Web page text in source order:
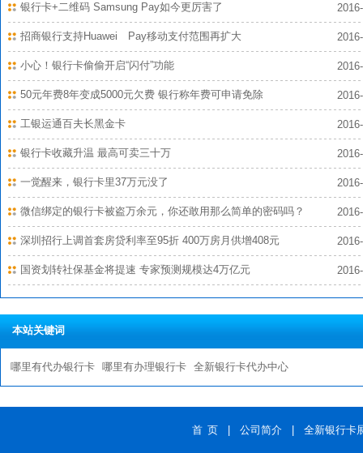
银行卡+二维码 Samsung Pay如今更厉害了
招商银行支持Huawei Pay移动支付范围再扩大
小心！银行卡偷偷开启“闪付”功能
50元年费8年变成5000元欠费 银行称年费可申请免除
工银运通百夫长黑金卡
银行卡收藏升温 最高可卖三十万
一觉醒来，银行卡里37万元没了
微信绑定的银行卡被盗万余元，你还敢用那么简单的密码吗？
深圳招行上调首套房贷利率至95折 400万房月供增408元
国资划转社保基金将提速 专家预测规模达4万亿元
本站关键词
哪里有代办银行卡 哪里有办理银行卡 全新银行卡代办中心
首 页 |公司简介 |全新银行卡